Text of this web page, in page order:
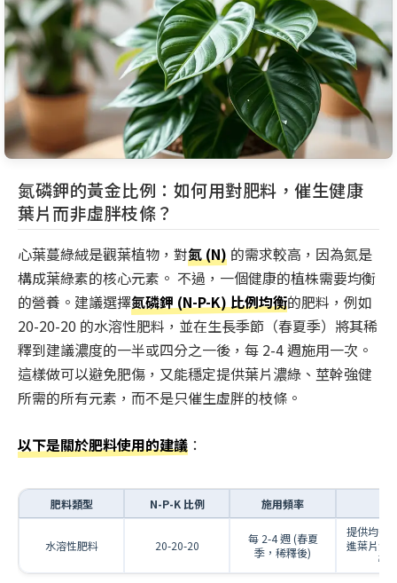
氮磷鉀的黃金比例：如何用對肥料，催生健康
葉片而非虛胖枝條？
心葉蔓綠絨是觀葉植物，對氮 (N) 的需求較高，因為氮是
構成葉綠素的核心元素。 不過，一個健康的植株需要均衡
的營養。建議選擇氮磷鉀 (N-P-K) 比例均衡的肥料，例如
20-20-20 的水溶性肥料，並在生長季節（春夏季）將其稀
釋到建議濃度的一半或四分之一後，每 2-4 週施用一次。
這樣做可以避免肥傷，又能穩定提供葉片濃綠、莖幹強健
所需的所有元素，而不是只催生虛胖的枝條。
以下是關於肥料使用的建議 ：
肥料類型 N-P-K 比例 施用頻率
水溶性肥料 20-20-20
每 2-4 週 (春夏
季，稀釋後)
提供均衡
進葉片濃
強